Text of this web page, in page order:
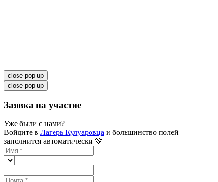
close pop-up
close pop-up
Заявка на участие
Уже были с нами?
Войдите в Лагерь Кулуаровца и большинство полей
заполнится автоматически 💚